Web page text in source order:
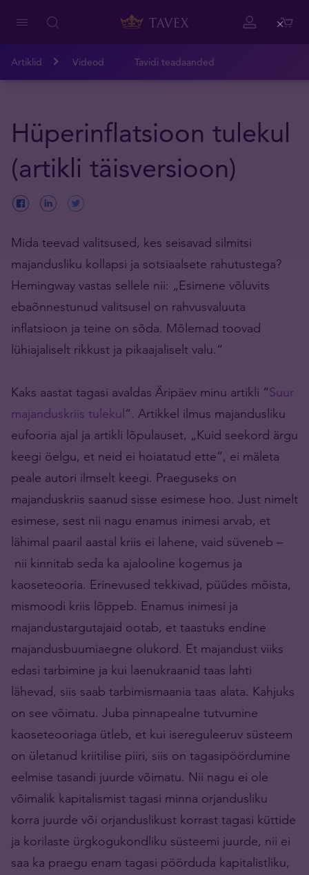
Artiklid Videod Tavidi teadaanded
Hüperinflatsioon tulekul
(artikli täisversioon)
Mida teevad valitsused, kes seisavad silmitsi
majandusliku kollapsi ja sotsiaalsete rahutustega?
Hemingway vastas sellele nii: „Esimene võluvits
ebaõnnestunud valitsusel on rahvusvaluuta
inflatsioon ja teine on sõda. Mõlemad toovad
lühiajaliselt rikkust ja pikaajaliselt valu.“
Kaks aastat tagasi avaldas Äripäev minu artikli “Suur
majanduskriis tulekul“. Artikkel ilmus majandusliku
eufooria ajal ja artikli lõpulauset, „Kuid seekord ärgu
keegi öelgu, et neid ei hoiatatud ette“, ei mäleta
peale autori ilmselt keegi. Praeguseks on
majanduskriis saanud sisse esimese hoo. Just nimelt
esimese, sest nii nagu enamus inimesi arvab, et
lähimal paaril aastal kriis ei lahene, vaid süveneb –
nii kinnitab seda ka ajalooline kogemus ja
kaoseteooria. Erinevused tekkivad, püüdes mõista,
mismoodi kriis lõppeb. Enamus inimesi ja
majandustargutajaid ootab, et taastuks endine
majandusbuumiaegne olukord. Et majandust viiks
edasi tarbimine ja kui laenukraanid taas lahti
lähevad, siis saab tarbimismaania taas alata. Kahjuks
on see võimatu. Juba pinnapealne tutvumine
kaoseteooriaga ütleb, et kui isereguleeruv süsteem
on ületanud kriitilise piiri, siis on tagasipöördumine
eelmise tasandi juurde võimatu. Nii nagu ei ole
võimalik kapitalismist tagasi minna orjandusliku
korra juurde või orjanduslikust korrast tagasi küttide
ja korilaste ürgkogukondliku süsteemi juurde, nii ei
saa ka praegu enam tagasi pöörduda kapitalistliku,
Close